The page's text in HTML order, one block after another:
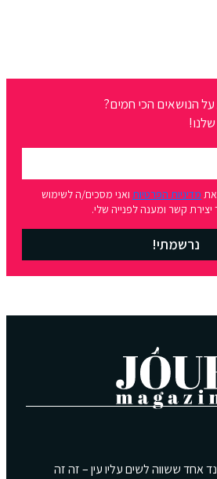
הנושאים הכי חמים?
את מדיניות הפרטיות ואני מסכים/ה לשימוש
קשר ומענה לפנייה שלי.
נרשמתי!
אחד ששווה לשים עליו עין – זה זה